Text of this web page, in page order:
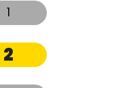
1
2